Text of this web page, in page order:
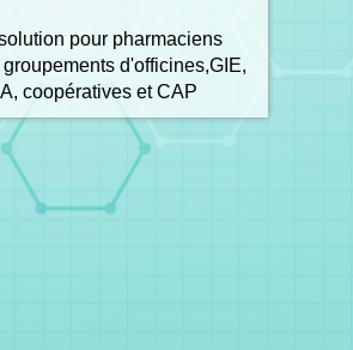
pour pharmaciens
d'officines,GIE,
coopératives et CAP